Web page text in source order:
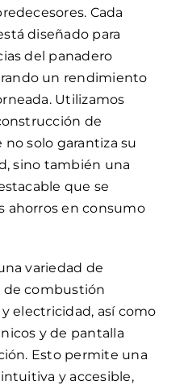
Cada
diseñado para
del panadero
un rendimiento
Utilizamos
de
solo garantiza su
sino también una
que se
ahorros en consumo
variedad de
de combustión
electricidad, así como
y de pantalla
Esto permite una
y accesible,